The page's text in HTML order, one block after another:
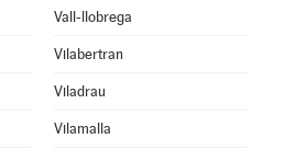
Vall-llobrega
Vilabertran
Viladrau
Vilamalla